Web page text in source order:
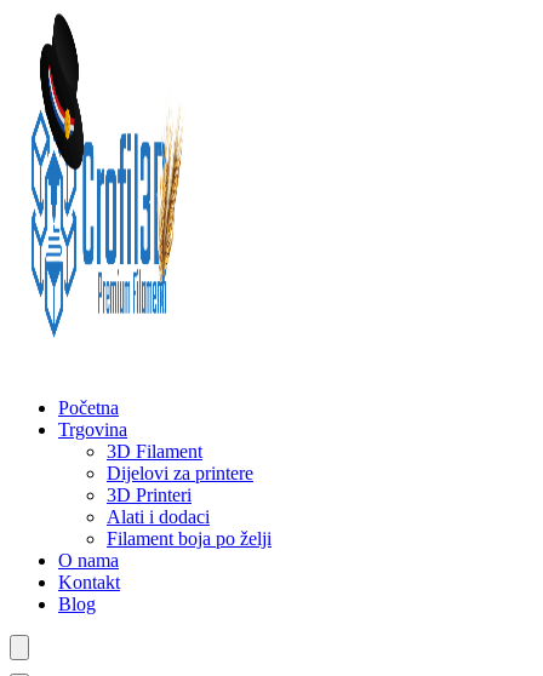
Početna
Trgovina
3D Filament
Dijelovi za printere
3D Printeri
Alati i dodaci
Filament boja po želji
O nama
Kontakt
Blog